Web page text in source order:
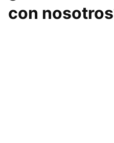
con